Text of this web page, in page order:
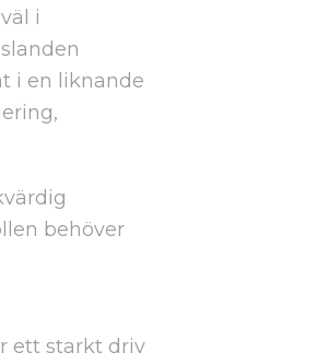
i
i en liknande
behöver
ett starkt driv